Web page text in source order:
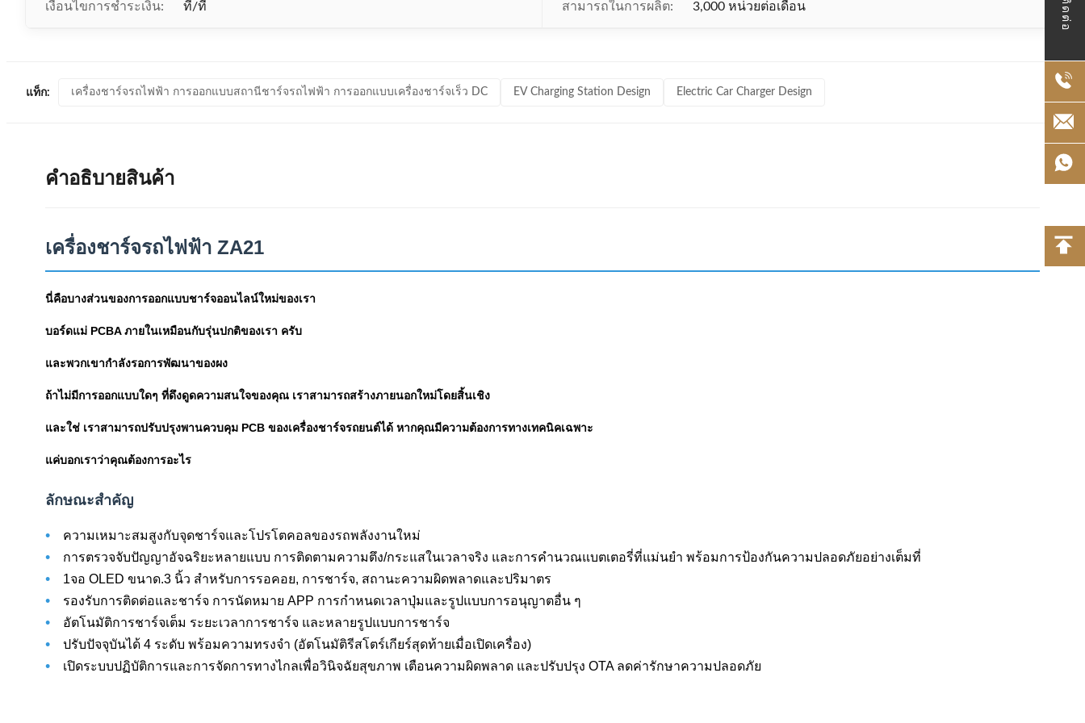
ติดต่อ
เงื่อนไขการชำระเงิน: ที/ที สามารถในการผลิต: 3,000 หน่วยต่อเดือน
แท็ก: เครื่องชาร์จรถไฟฟ้า การออกแบบสถานีชาร์จรถไฟฟ้า การออกแบบเครื่องชาร์จเร็ว DC EV Charging Station Design Electric Car Charger Design
คําอธิบายสินค้า
เครื่องชาร์จรถไฟฟ้า ZA21
นี่คือบางส่วนของการออกแบบชาร์จออนไลน์ใหม่ของเรา
บอร์ดแม่ PCBA ภายในเหมือนกับรุ่นปกติของเรา ครับ
และพวกเขากําลังรอการพัฒนาของผง
ถ้าไม่มีการออกแบบใดๆ ที่ดึงดูดความสนใจของคุณ เราสามารถสร้างภายนอกใหม่โดยสิ้นเชิง
และใช่ เราสามารถปรับปรุงพานควบคุม PCB ของเครื่องชาร์จรถยนต์ได้ หากคุณมีความต้องการทางเทคนิคเฉพาะ
แค่บอกเราว่าคุณต้องการอะไร
ลักษณะสําคัญ
• ความเหมาะสมสูงกับจุดชาร์จและโปรโตคอลของรถพลังงานใหม่
• การตรวจจับปัญญาอัจฉริยะหลายแบบ การติดตามความตึง/กระแสในเวลาจริง และการคํานวณแบตเตอรี่ที่แม่นยํา พร้อมการป้องกันความปลอดภัยอย่างเต็มที่
• 1จอ OLED ขนาด.3 นิ้ว สําหรับการรอคอย, การชาร์จ, สถานะความผิดพลาดและปริมาตร
• รองรับการติดต่อและชาร์จ การนัดหมาย APP การกําหนดเวลาปุ่มและรูปแบบการอนุญาตอื่น ๆ
• อัตโนมัติการชาร์จเต็ม ระยะเวลาการชาร์จ และหลายรูปแบบการชาร์จ
• ปรับปัจจุบันได้ 4 ระดับ พร้อมความทรงจํา (อัตโนมัติรีสโตร์เกียร์สุดท้ายเมื่อเปิดเครื่อง)
• เปิดระบบปฏิบัติการและการจัดการทางไกลเพื่อวินิจฉัยสุขภาพ เตือนความผิดพลาด และปรับปรุง OTA ลดค่ารักษาความปลอดภัย